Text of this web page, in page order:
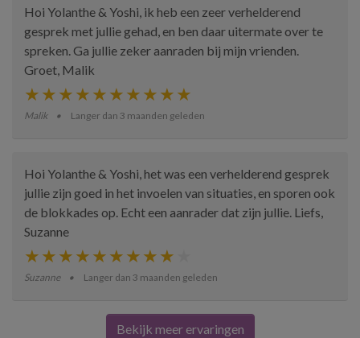
Hoi Yolanthe & Yoshi, ik heb een zeer verhelderend
gesprek met jullie gehad, en ben daar uitermate over te
spreken. Ga jullie zeker aanraden bij mijn vrienden.
Groet, Malik
Malik Langer dan 3 maanden geleden
Hoi Yolanthe & Yoshi, het was een verhelderend gesprek
jullie zijn goed in het invoelen van situaties, en sporen ook
de blokkades op. Echt een aanrader dat zijn jullie. Liefs,
Suzanne
Suzanne Langer dan 3 maanden geleden
Bekijk meer ervaringen